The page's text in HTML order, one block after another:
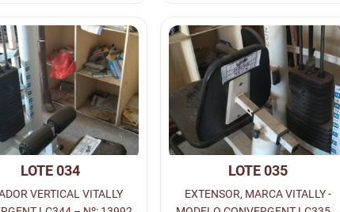
LOTE 034
VERTICAL VITALLY
LOTE 035
EXTENSOR, MARCA VITALLY -